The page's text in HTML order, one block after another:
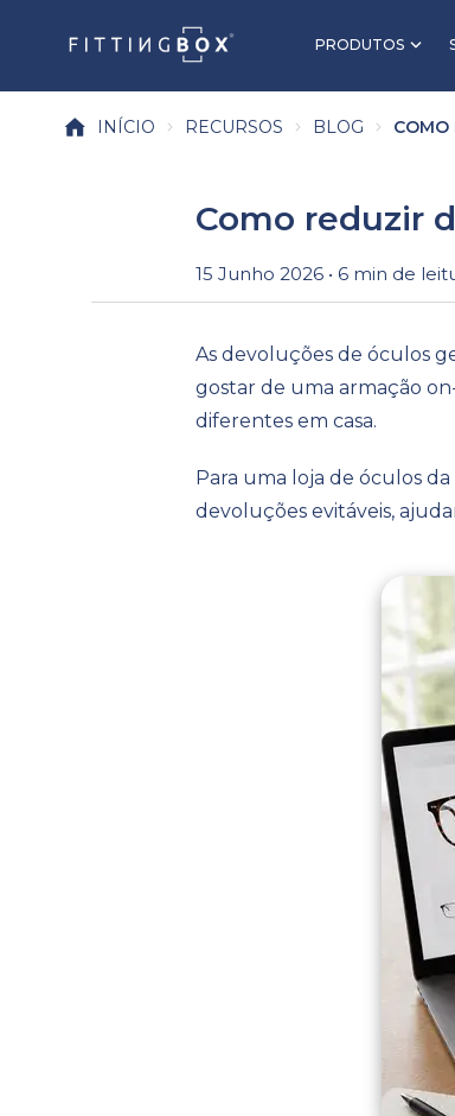
PRODUTOS
INÍCIO RECURSOS BLOG COMO
Como reduzir
15 Junho 2026 • 6 min de
As devoluções de óculos
gostar de uma armação
diferentes em casa.
Para uma loja de óculos
devoluções evitáveis,